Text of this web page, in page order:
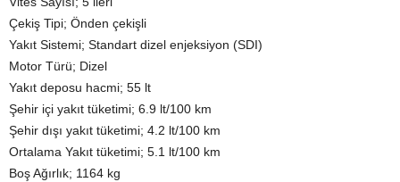
Çekiş Tipi; Önden çekişli
Yakıt Sistemi; Standart dizel enjeksiyon (SDI)
Motor Türü; Dizel
Yakıt deposu hacmi; 55 lt
Şehir içi yakıt tüketimi; 6.9 lt/100 km
Şehir dışı yakıt tüketimi; 4.2 lt/100 km
Ortalama Yakıt tüketimi; 5.1 lt/100 km
Boş Ağırlık; 1164 kg